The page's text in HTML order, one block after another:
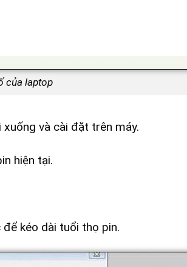
của laptop
xuống và cài đặt trên máy.
hiện tại.
kéo dài tuổi thọ pin.